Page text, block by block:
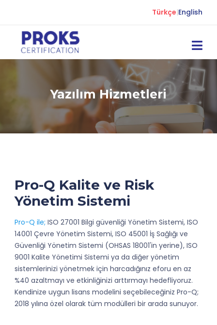
Türkçe|English
Yazılım Hizmetleri
Pro-Q Kalite ve Risk
Yönetim Sistemi
Pro-Q ile; ISO 27001 Bilgi güvenliği Yönetim Sistemi, ISO
14001 Çevre Yönetim Sistemi, ISO 45001 İş Sağlığı ve
Güvenliği Yönetim Sistemi (OHSAS 18001'in yerine), ISO
9001 Kalite Yönetimi Sistemi ya da diğer yönetim
sistemlerinizi yönetmek için harcadığınız eforu en az
%40 azaltmayı ve etkinliğinizi arttırmayı hedefliyoruz.
Kendinize uygun lisans modelini seçebileceğiniz Pro-Q;
2018 yılına özel olarak tüm modülleri bir arada sunuyor.